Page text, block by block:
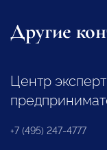
Другие
Центр
+7 (495) 247-4777